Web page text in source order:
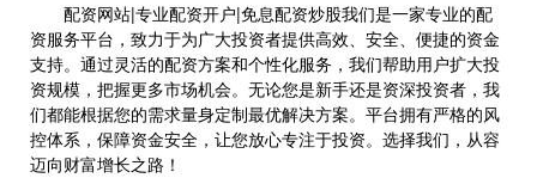
配资网站|专业配资开户|免息配资炒股我们是一家专业的配
资服务平台，致力于为广大投资者提供高效、安全、便捷的资金
支持。通过灵活的配资方案和个性化服务，我们帮助用户扩大投
资规模，把握更多市场机会。无论您是新手还是资深投资者，我
们都能根据您的需求量身定制最优解决方案。平台拥有严格的风
控体系，保障资金安全，让您放心专注于投资。选择我们，从容
迈向财富增长之路！